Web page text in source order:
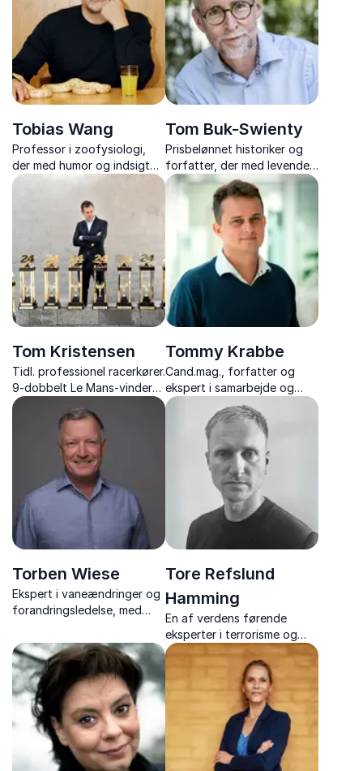
effektiv.
fra Grønlands ødemark.
Tobias Wang
Professor i zoofysiologi,
der med humor og indsigt
formidler, hvordan
dyrelivets ekstreme
tilpasninger kan kaste lys
over menneskets
sygdomme.
Tom Buk-Swienty
Prisbelønnet historiker og
forfatter, der med levende
foredrag gør fortidens
personer og begivenheder
nærværende og
inspirerende.
Tom Kristensen
Tidl. professionel racerkører.
9-dobbelt Le Mans-vinder
og inspirerende
foredragsholder om
teamwork, vilje og
motorsportens
livslærdomme.
Tommy Krabbe
Cand.mag., forfatter og
ekspert i samarbejde og
relationer, med over 1.500
skræddersyede foredrag
om forandring, trivsel og
menneskelig adfærd.
Torben Wiese
Ekspert i vaneændringer og
forandringsledelse, med
nærvær og værktøjer til et
mere handlekraftigt
arbejdsliv.
Tore Refslund
Hamming
En af verdens førende
eksperter i terrorisme og
radikalisering. Han giver et
unikt indblik i ekstremisme
og kontraterror.